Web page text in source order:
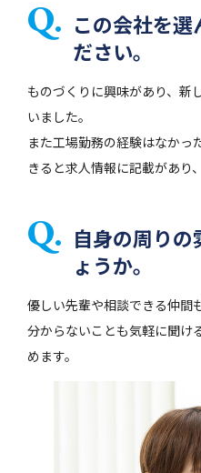
この会社を選
ださい。
ものづくりに興味があり、新
いました。
また工場勤務の経験はなかっ
きると求人情報に記載があり
自身の周り
ょうか。
優しい先輩や相談できる仲間
分からないことも気軽に聞け
めます。